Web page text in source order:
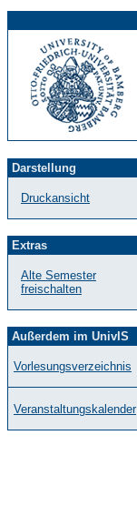
Darstellung
Druckansicht
Extras
Alte Semester
freischalten
Außerdem im UnivIS
Vorlesungsverzeichnis
Veranstaltungskalender